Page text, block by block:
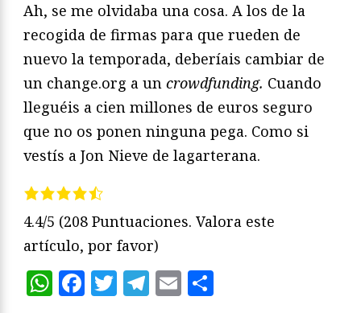
Ah, se me olvidaba una cosa. A los de la
recogida de firmas para que rueden de
nuevo la temporada, deberíais cambiar de
un change.org a un crowdfunding. Cuando
lleguéis a cien millones de euros seguro
que no os ponen ninguna pega. Como si
vestís a Jon Nieve de lagarterana.
4.4/5 (208 Puntuaciones. Valora este
artículo, por favor)
WhatsApp
Facebook
Twitter
Telegram
Email